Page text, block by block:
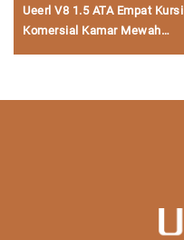
Ueerl V8 1.5 ATA Empat Kursi
Komersial Kamar Mewah